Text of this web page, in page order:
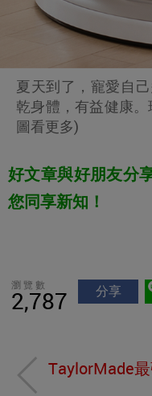
夏天到了，寵愛自
乾身體，有益健康
圖看更多)
好文章與好朋友分
您同享新知！
瀏覽數
2,787 分享
TaylorMade